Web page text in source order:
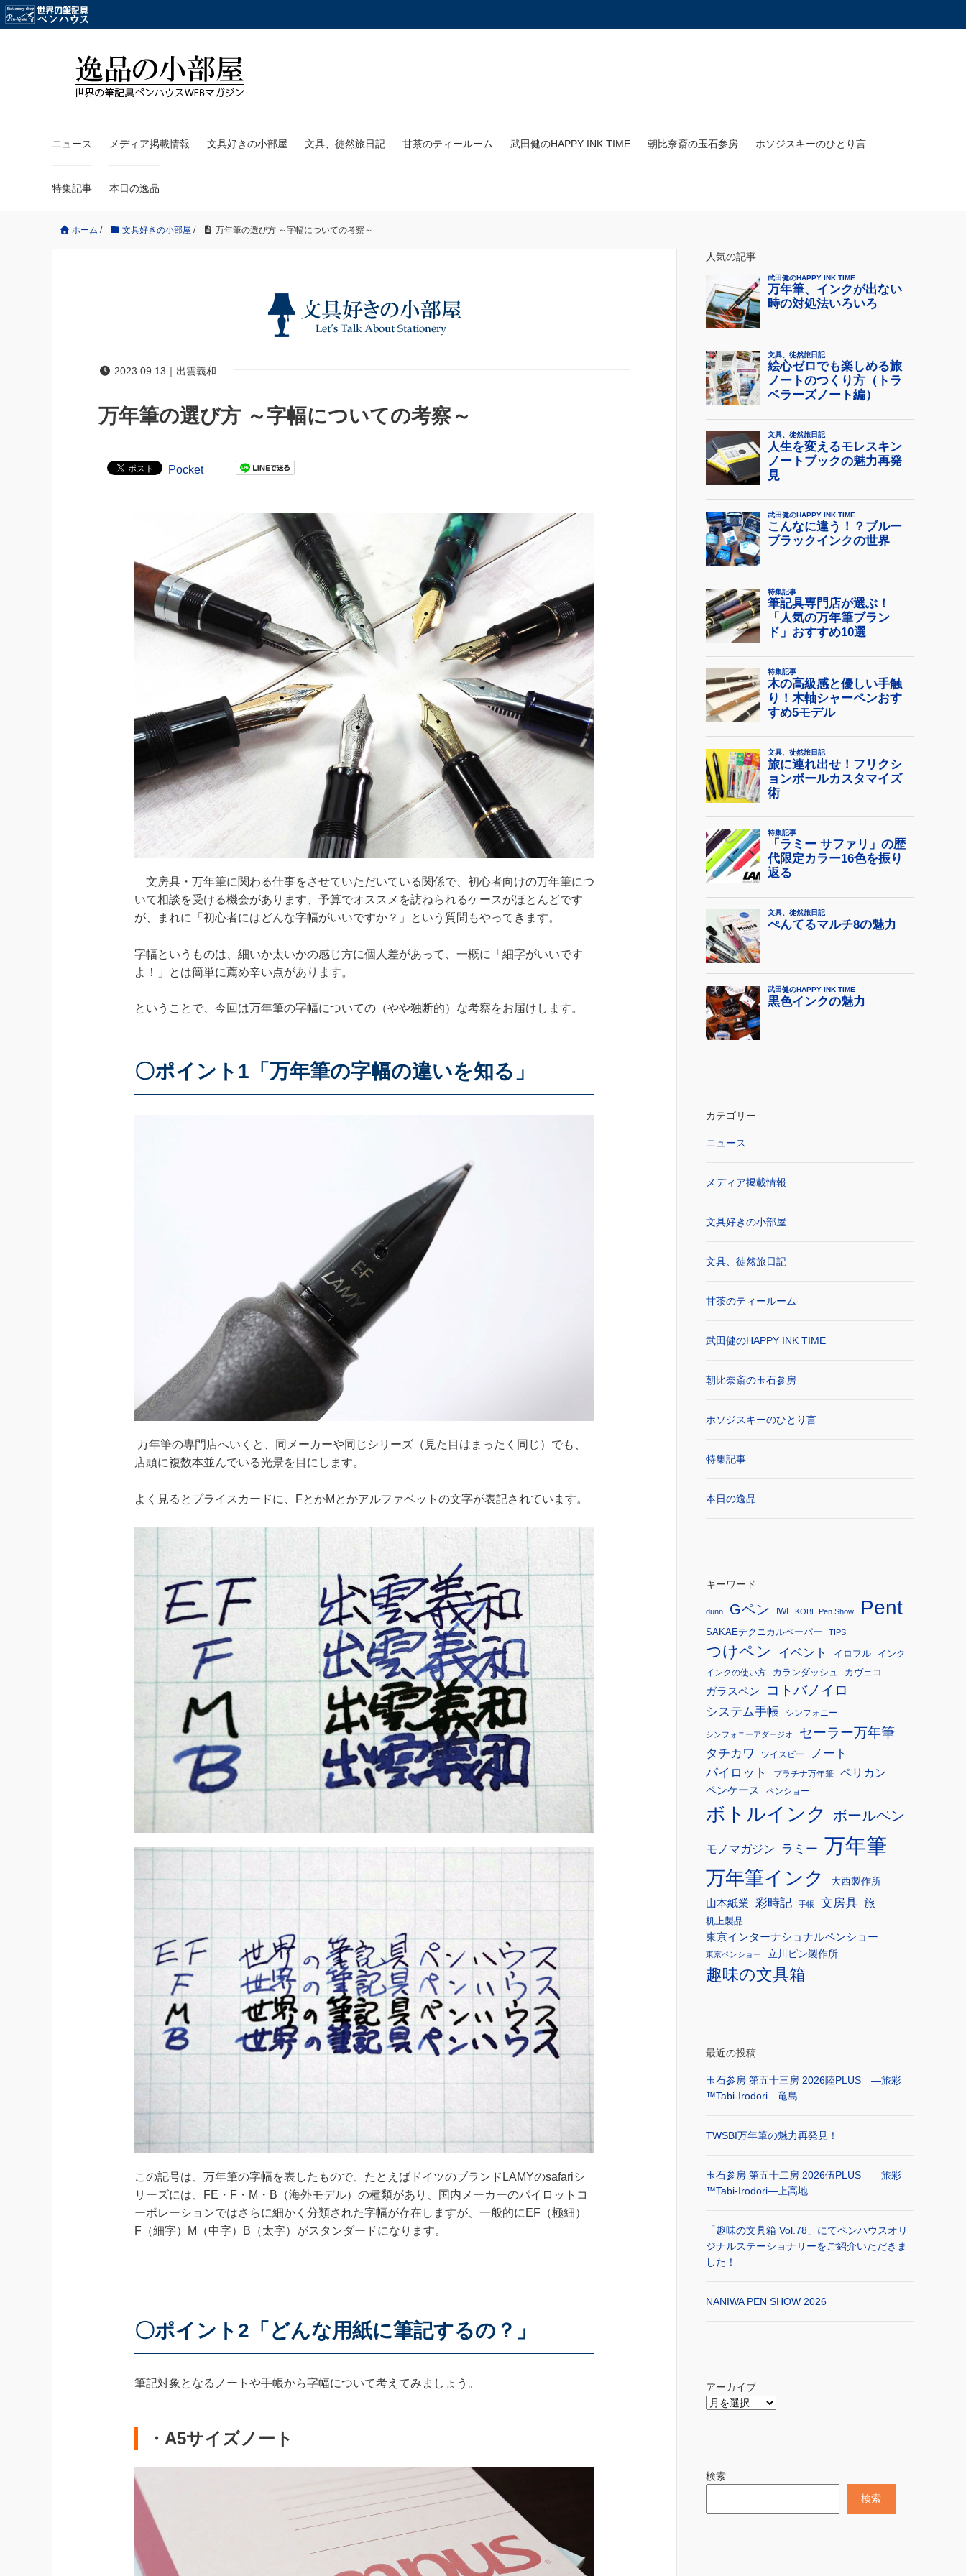
ニュース メディア掲載情報 文具好きの小部屋 文具、徒然旅日記 甘茶のティールーム 武田健のHAPPY INK TIME 朝比奈斎の玉石参房 ホソジスキーのひとり言
特集記事 本日の逸品
ホーム / 文具好きの小部屋 / 万年筆の選び方 ～字幅についての考察～
2023.09.13｜出雲義和
万年筆の選び方 ～字幅についての考察～
Pocket
文房具・万年筆に関わる仕事をさせていただいている関係で、初心者向けの万年筆につ
いて相談を受ける機会があります、予算でオススメを訪ねられるケースがほとんどです
が、まれに「初心者にはどんな字幅がいいですか？」という質問もやってきます。
字幅というものは、細いか太いかの感じ方に個人差があって、一概に「細字がいいです
よ！」とは簡単に薦め辛い点があります。
ということで、今回は万年筆の字幅についての（やや独断的）な考察をお届けします。
〇ポイント1「万年筆の字幅の違いを知る」
万年筆の専門店へいくと、同メーカーや同じシリーズ（見た目はまったく同じ）でも、
店頭に複数本並んでいる光景を目にします。
よく見るとプライスカードに、FとかMとかアルファベットの文字が表記されています。
この記号は、万年筆の字幅を表したもので、たとえばドイツのブランドLAMYのsafariシ
リーズには、FE・F・M・B（海外モデル）の種類があり、国内メーカーのパイロットコ
ーポレーションではさらに細かく分類された字幅が存在しますが、一般的にEF（極細）
F（細字）M（中字）B（太字）がスタンダードになります。
〇ポイント2「どんな用紙に筆記するの？」
筆記対象となるノートや手帳から字幅について考えてみましょう。
・A5サイズノート
人気の記事
カテゴリー
ニュース
メディア掲載情報
文具好きの小部屋
文具、徒然旅日記
甘茶のティールーム
武田健のHAPPY INK TIME
朝比奈斎の玉石参房
ホソジスキーのひとり言
特集記事
本日の逸品
キーワード
dunn Gペン IWI KOBE Pen Show Pent
SAKAEテクニカルペーパー TIPS
つけペン イベント イロフル インク
インクの使い方 カランダッシュ カヴェコ
ガラスペン コトバノイロ
システム手帳 シンフォニー
シンフォニーアダージオ セーラー万年筆
タチカワ ツイスビー
ノート
パイロット
プラチナ万年筆 ペリカン
ペンケース ペンショー
ボトルインク ボールペン
モノマガジン ラミー 万年筆
万年筆インク
大西製作所
山本紙業
彩時記 手帳 文房具 旅
机上製品
東京インターナショナルペンショー
東京ペンショー 立川ピン製作所
趣味の文具箱
最近の投稿
玉石参房 第五十三房 2026陸PLUS ―旅彩
™Tabi-Irodori―竜島
TWSBI万年筆の魅力再発見！
玉石参房 第五十二房 2026伍PLUS ―旅彩
™Tabi-Irodori―上高地
「趣味の文具箱 Vol.78」にてペンハウスオリ
ジナルステーショナリーをご紹介いただきま
した！
NANIWA PEN SHOW 2026
アーカイブ
検索
検索